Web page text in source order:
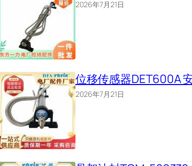
2026年7月21日
位移传感器DET600A
2026年7月21日